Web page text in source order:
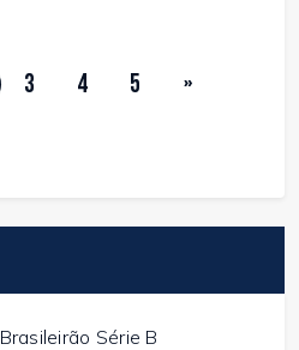
3 4 5 »
Brasileirão Série B